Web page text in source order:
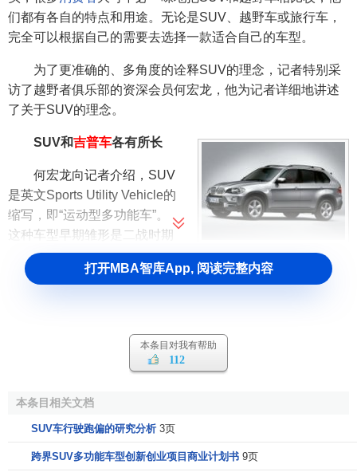
们都有各自的特点和用途。无论是SUV、越野车或旅行车，
完全可以根据自己的需要去选择一款适合自己的车型。
为了更准确的、多角度的诠释SUV的理念，记者特别采
访了越野者俱乐部的资深会员何宏龙，他为记者详细地讲述
了关于SUV的理念。
宝马X5
SUV和吉普车各有所长
何宏龙向记者介绍，SUV
是英文Sports Utility Vehicle的
缩写，即“运动型多功能车”。
这种车型早期雏形是二战时期
的吉普车，而第一代SUV则是
克莱斯勒
于 80年代生产的“切
说，是在80年代末期、90年代初期才开始流行SUV的，甚至
1983、 1984年的时候我们还是把切诺基称作越野车而不是
SUV。SUV的特点是动力强、越野性、宽敞舒适及良好的载
物和载客功能。可以爬坡的叫吉普车，最有代表性的是第二
打开MBA智库App, 阅读完整内容
本条目对我有帮助
112
本条目相关文档
SUV车行驶跑偏的研究分析 3页
跨界SUV多功能车型创新创业项目商业计划书 9页